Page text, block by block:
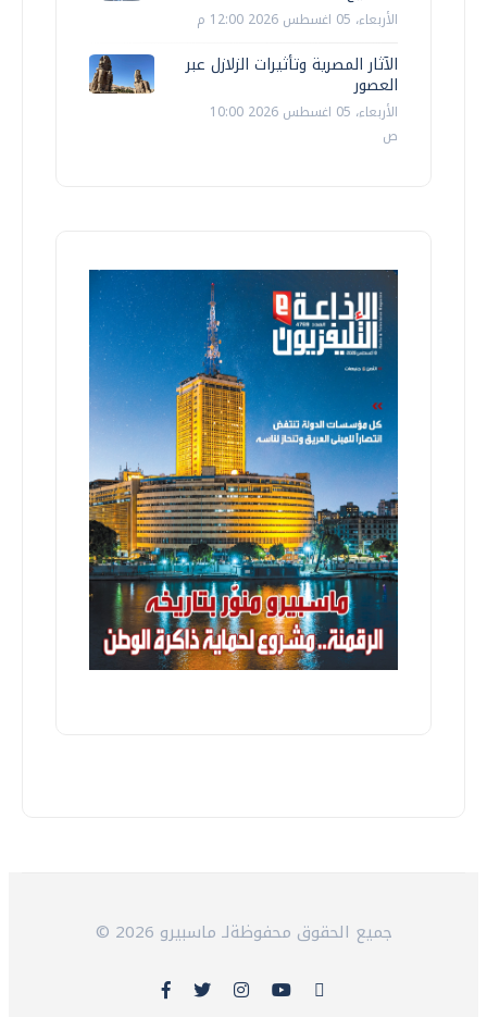
الأربعاء، 05 اغسطس 2026 12:00 م
الآثار المصرية وتأثيرات الزلازل عبر
العصور
الأربعاء، 05 اغسطس 2026 10:00
ص
© 2026 جميع الحقوق محفوظةلـ ماسبيرو